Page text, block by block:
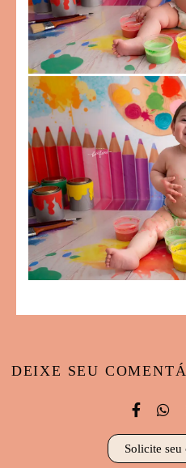
DEIXE SEU
Solicite seu